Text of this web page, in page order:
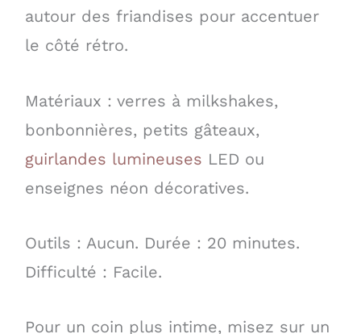
autour des friandises pour accentuer
le côté rétro.
Matériaux : verres à milkshakes,
bonbonnières, petits gâteaux,
guirlandes lumineuses LED ou
enseignes néon décoratives.
Outils : Aucun. Durée : 20 minutes.
Difficulté : Facile.
Pour un coin plus intime, misez sur un